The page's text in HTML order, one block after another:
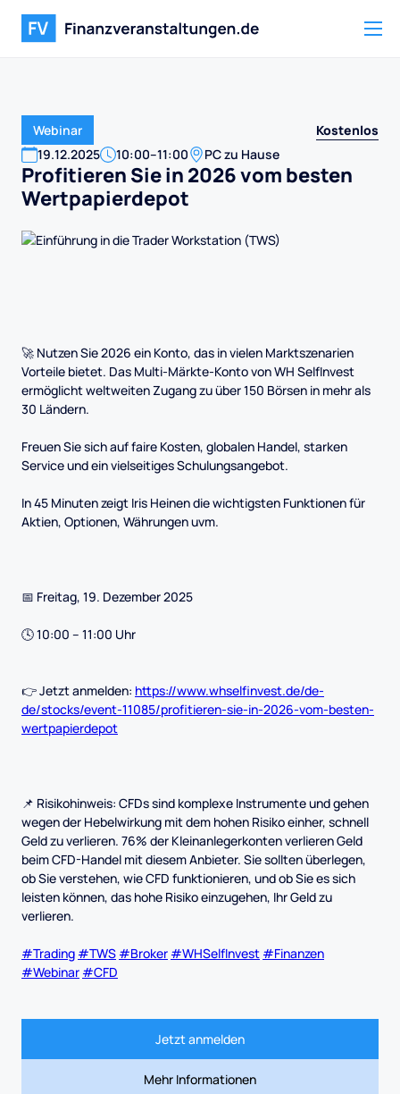
Webinar
Kostenlos
19.12.2025 10:00–11:00 PC zu Hause
Profitieren Sie in 2026 vom besten
Wertpapierdepot
🚀 Nutzen Sie 2026 ein Konto, das in vielen Marktszenarien
Vorteile bietet. Das Multi-Märkte-Konto von WH SelfInvest
ermöglicht weltweiten Zugang zu über 150 Börsen in mehr als
30 Ländern.
Freuen Sie sich auf faire Kosten, globalen Handel, starken
Service und ein vielseitiges Schulungsangebot.
In 45 Minuten zeigt Iris Heinen die wichtigsten Funktionen für
Aktien, Optionen, Währungen uvm.
📅 Freitag, 19. Dezember 2025
🕓 10:00 – 11:00 Uhr
👉 Jetzt anmelden: https://www.whselfinvest.de/de-
de/stocks/event-11085/profitieren-sie-in-2026-vom-besten-
wertpapierdepot
📌 Risikohinweis: CFDs sind komplexe Instrumente und gehen
wegen der Hebelwirkung mit dem hohen Risiko einher, schnell
Geld zu verlieren. 76% der Kleinanlegerkonten verlieren Geld
beim CFD-Handel mit diesem Anbieter. Sie sollten überlegen,
ob Sie verstehen, wie CFD funktionieren, und ob Sie es sich
leisten können, das hohe Risiko einzugehen, Ihr Geld zu
verlieren.
#Trading #TWS #Broker #WHSelfInvest #Finanzen
#Webinar #CFD
Jetzt anmelden
Mehr Informationen